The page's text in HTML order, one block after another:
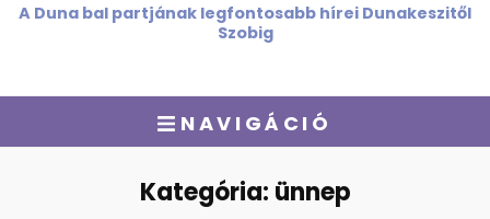
A Duna bal partjának legfontosabb hírei Dunakeszitől
Szobig
NAVIGÁCIÓ
Kategória: ünnep